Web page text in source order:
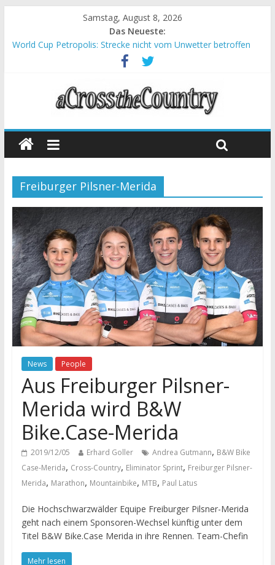
Samstag, August 8, 2026
Das Neueste:
World Cup Petropolis: Strecke nicht vom Unwetter betroffen
Krumbach und Obergessertshausen: Mountainbike-Bundesliga
Supercup Massi Banyoles: Siege für Carod und Richards
Halbzeit beim Andalucia Bike Race: Weltmeister Seewald führt
Chelva: Schweizer Doppelsieg beim ersten XCO-Rennen der
Freiburger Pilsner-Merida
News People
Aus Freiburger Pilsner-
Merida wird B&W
Bike.Case-Merida
2019/12/05 Erhard Goller Andrea Gutmann, B&W Bike
Case-Merida, Cross-Country, Eliminator Sprint, Freiburger Pilsner-
Merida, Marathon, Mountainbike, MTB, Paul Latus
Die Hochschwarzwälder Equipe Freiburger Pilsner-Merida
geht nach einem Sponsoren-Wechsel künftig unter dem
Titel B&W Bike.Case Merida in ihre Rennen. Team-Chefin
Mehr lesen